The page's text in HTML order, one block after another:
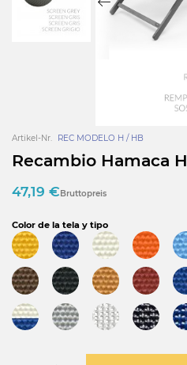
Artikel-Nr. REC MODELO H / HB
Recambio Hamaca
47,19 € Bruttopreis
Color de la tela y tipo